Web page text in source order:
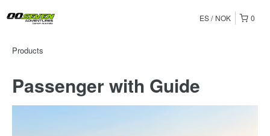
0
ES NOK
Products
Passenger with Guide